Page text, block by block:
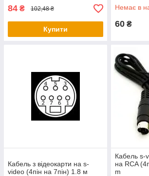
84 ₴ 102,48 ₴
Купити
Немає в
60 ₴
Кабель з відеокарти на s-
video (4пін на 7пін) 1.8 м
Кабель s-
на RCA
m